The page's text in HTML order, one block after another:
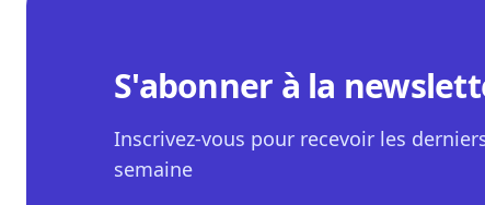
S'abonner à la
Inscrivez-vous pour recevoir les
semaine